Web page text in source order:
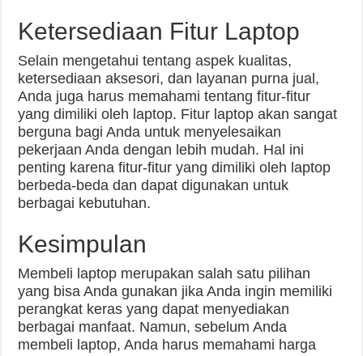
Ketersediaan Fitur Laptop
Selain mengetahui tentang aspek kualitas,
ketersediaan aksesori, dan layanan purna jual,
Anda juga harus memahami tentang fitur-fitur
yang dimiliki oleh laptop. Fitur laptop akan sangat
berguna bagi Anda untuk menyelesaikan
pekerjaan Anda dengan lebih mudah. Hal ini
penting karena fitur-fitur yang dimiliki oleh laptop
berbeda-beda dan dapat digunakan untuk
berbagai kebutuhan.
Kesimpulan
Membeli laptop merupakan salah satu pilihan
yang bisa Anda gunakan jika Anda ingin memiliki
perangkat keras yang dapat menyediakan
berbagai manfaat. Namun, sebelum Anda
membeli laptop, Anda harus memahami harga